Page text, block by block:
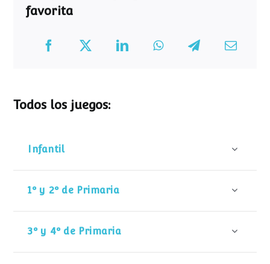
favorita
Todos los juegos:
Infantil
1º y 2º de Primaria
3º y 4º de Primaria